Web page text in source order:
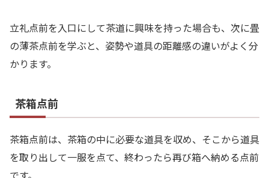
立礼点前を入口にして茶道に興味を持った場合も、次に畳
の薄茶点前を学ぶと、姿勢や道具の距離感の違いがよく分
かります。
茶箱点前
茶箱点前は、茶箱の中に必要な道具を収め、そこから道具
を取り出して一服を点て、終わったら再び箱へ納める点前